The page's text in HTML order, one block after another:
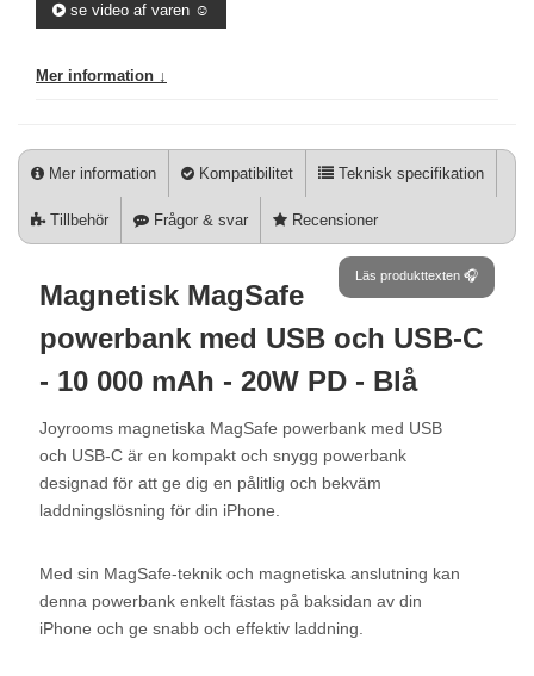
se video af varen ☺️
Mer information ↓
Mer information Kompatibilitet Teknisk specifikation
Tillbehör Frågor & svar Recensioner
Läs produkttexten 🎧
Magnetisk MagSafe
powerbank med USB och USB-C
- 10 000 mAh - 20W PD - Blå
Joyrooms magnetiska MagSafe powerbank med USB
och USB-C är en kompakt och snygg powerbank
designad för att ge dig en pålitlig och bekväm
laddningslösning för din iPhone.
Med sin MagSafe-teknik och magnetiska anslutning kan
denna powerbank enkelt fästas på baksidan av din
iPhone och ge snabb och effektiv laddning.